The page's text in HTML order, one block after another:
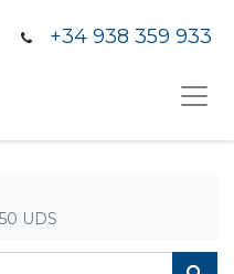
+34 938 359 933
UDS